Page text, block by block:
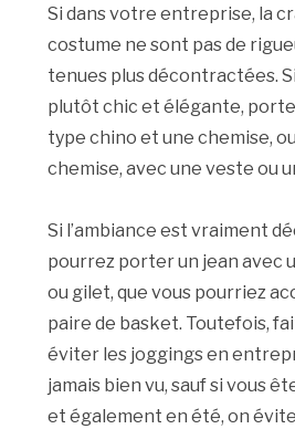
Si dans votre entreprise, la
costume ne sont pas de
tenues plus décontractées.
plutôt chic et élégante,
type chino et une chemise,
chemise, avec une veste ou
Si l’ambiance est vraiment
pourrez porter un jean avec
ou gilet, que vous pourriez
paire de basket. Toutefois,
éviter les joggings en
jamais bien vu, sauf si vous
et également en été, on